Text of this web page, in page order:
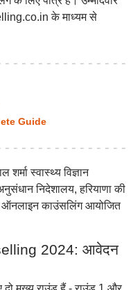
के माध्यम से
Guide
स्वास्थ्य विज्ञान
निदेशालय, हरियाणा की
काउंसलिंग आयोजित
2024: आवेदन